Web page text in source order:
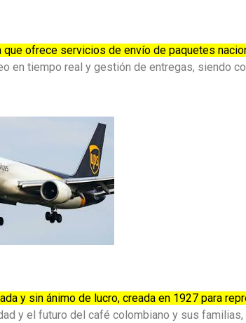
ofrece servicios de envío de paquetes
en tiempo real y gestión de entregas, siendo
y sin ánimo de lucro, creada en 1927 para
y el futuro del café colombiano y sus